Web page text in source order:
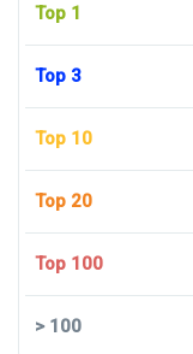
Top 1
Top 3
Top 10
Top 20
Top 100
>100